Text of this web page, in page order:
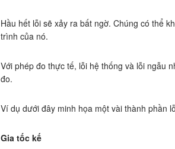
Hầu hết lỗi sẽ xảy ra bất ngờ. Chúng có thể
trình của nó.
Với phép đo thực tế, lỗi hệ thống và lỗi ngẫu
đo.
Ví dụ dưới đây minh họa một vài thành phần
Gia tốc kế